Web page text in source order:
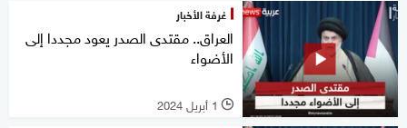
غرفة الأخبار
العراق.. مقتدى الصدر يعود مجددا إلى
الأضواء
l 1 أبريل 2024